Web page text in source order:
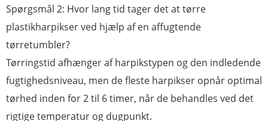
Spørgsmål 2: Hvor lang tid tager det at tørre
plastikharpikser ved hjælp af en affugtende
tørretumbler?
Tørringstid afhænger af harpikstypen og den indledende
fugtighedsniveau, men de fleste harpikser opnår optimal
tørhed inden for 2 til 6 timer, når de behandles ved det
rigtige temperatur og dugpunkt.